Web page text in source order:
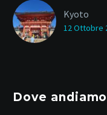
Kyoto
12 Ottobre
Dove